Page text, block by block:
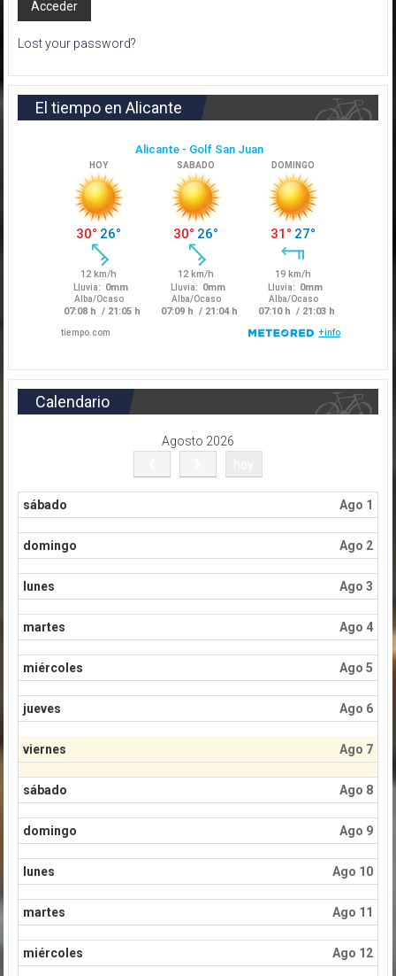
Lost your password?
El tiempo en Alicante
Calendario
Agosto 2026
sábado Ago 1
domingo Ago 2
lunes Ago 3
martes Ago 4
miércoles Ago 5
jueves Ago 6
viernes Ago 7
sábado Ago 8
domingo Ago 9
lunes Ago 10
martes Ago 11
miércoles Ago 12